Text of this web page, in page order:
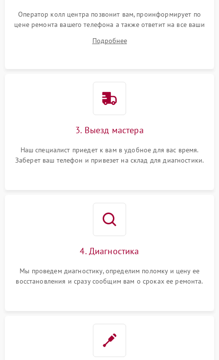
Оператор колл центра позвонит вам, проинформирует по
цене ремонта вашего телефона а также ответит на все ваши
Подробнее
3. Выезд мастера
Наш специалист приедет к вам в удобное для вас время.
Заберет ваш телефон и привезет на склад для диагностики.
4. Диагностика
Мы проведем диагностику, определим поломку и цену ее
восстановления и сразу сообщим вам о сроках ее ремонта.